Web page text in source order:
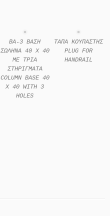
ΒΑ-3 ΒΑΣΗ
ΣΩΛΗΝΑ 40 X 40
ΜΕ ΤΡΙΑ
ΣΤΗΡΙΓΜΑΤΑ
COLUMN BASE 40
X 40 WITH 3
HOLES
ΤΑΠΑ ΚΟΥΠΑΣΤΗΣ
PLUG FOR
HANDRAIL